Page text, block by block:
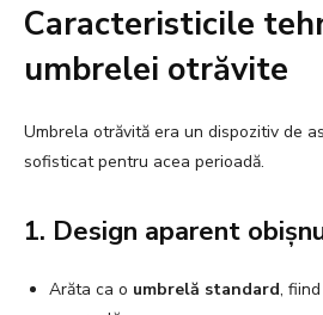
Caracteristicile
umbrelei otrăvite
Umbrela otrăvită era un dispozitiv de
sofisticat pentru acea perioadă.
1. Design aparent
Arăta ca o umbrelă standard,